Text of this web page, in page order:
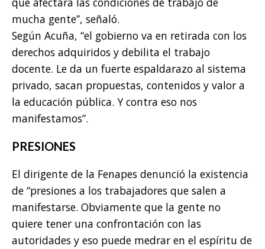
mucha gente”, señaló.
Según Acuña, “el gobierno va en retirada con los
derechos adquiridos y debilita el trabajo
docente. Le da un fuerte espaldarazo al sistema
privado, sacan propuestas, contenidos y valor a
la educación pública. Y contra eso nos
manifestamos”.
PRESIONES
El dirigente de la Fenapes denunció la existencia
de “presiones a los trabajadores que salen a
manifestarse. Obviamente que la gente no
quiere tener una confrontación con las
autoridades y eso puede medrar en el espíritu de